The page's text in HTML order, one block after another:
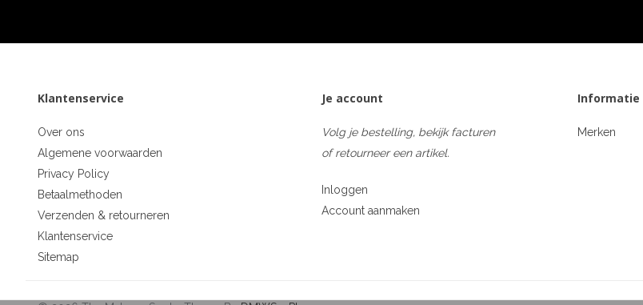
Klantenservice
Over ons
Algemene voorwaarden
Privacy Policy
Betaalmethoden
Verzenden & retourneren
Klantenservice
Sitemap
Je account
Volg je bestelling, bekijk facturen
of retourneer een artikel.
Inloggen
Account aanmaken
Informatie
Merken